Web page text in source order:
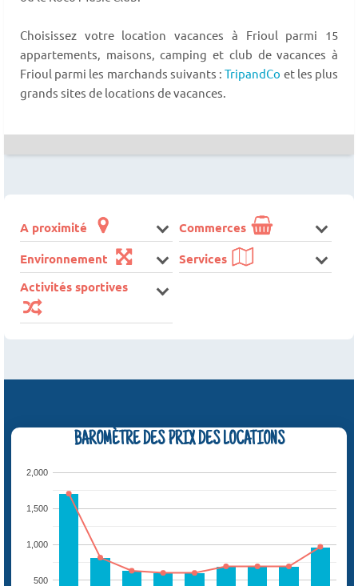
Choisissez votre location vacances à Frioul parmi 15
appartements, maisons, camping et club de vacances à
Frioul parmi les marchands suivants :TripandCo et les plus
grands sites de locations de vacances.
A proximité
Commerces
Environnement
Services
Activités sportives
BAROMÈTRE DES PRIX DES LOCATIONS
500
1,000
1,500
2,000